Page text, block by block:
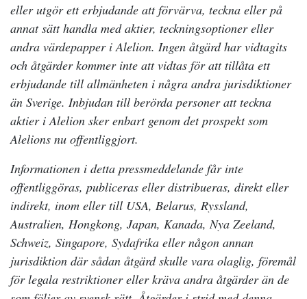
eller utgör ett erbjudande att förvärva, teckna eller på
annat sätt handla med aktier, teckningsoptioner eller
andra värdepapper i Alelion. Ingen åtgärd har vidtagits
och åtgärder kommer inte att vidtas för att tillåta ett
erbjudande till allmänheten i några andra jurisdiktioner
än Sverige. Inbjudan till berörda personer att teckna
aktier i Alelion sker enbart genom det prospekt som
Alelions nu offentliggjort.
Informationen i detta pressmeddelande får inte
offentliggöras, publiceras eller distribueras, direkt eller
indirekt, inom eller till USA, Belarus, Ryssland,
Australien, Hongkong, Japan, Kanada, Nya Zeeland,
Schweiz, Singapore, Sydafrika eller någon annan
jurisdiktion där sådan åtgärd skulle vara olaglig, föremål
för legala restriktioner eller kräva andra åtgärder än de